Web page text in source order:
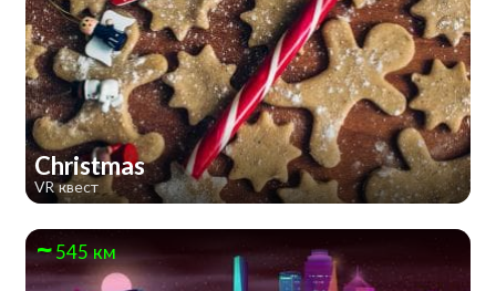
Christmas
VR квест
545 км